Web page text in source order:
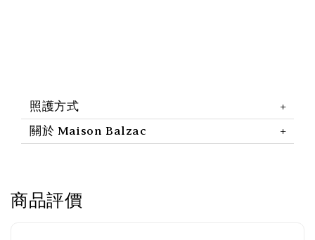
照護方式
關於 Maison Balzac
商品評價